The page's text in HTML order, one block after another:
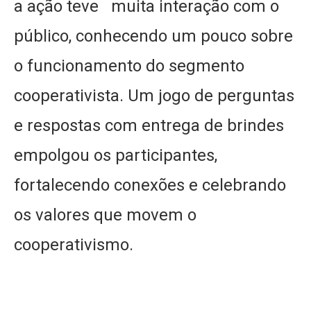
a ação teve muita interação com o
público, conhecendo um pouco sobre
o funcionamento do segmento
cooperativista. Um jogo de perguntas
e respostas com entrega de brindes
empolgou os participantes,
fortalecendo conexões e celebrando
os valores que movem o
cooperativismo.